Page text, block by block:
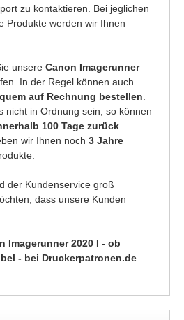
zu kontaktieren. Bei jeglichen
Produkte werden wir Ihnen
unsere Canon Imagerunner
In der Regel können auch
auf Rechnung bestellen
nicht in Ordnung sein, so können
100 Tage zurück
wir Ihnen noch 3 Jahre
der Kundenservice groß
dass unsere Kunden
Imagerunner 2020 I - ob
- bei Druckerpatronen.de